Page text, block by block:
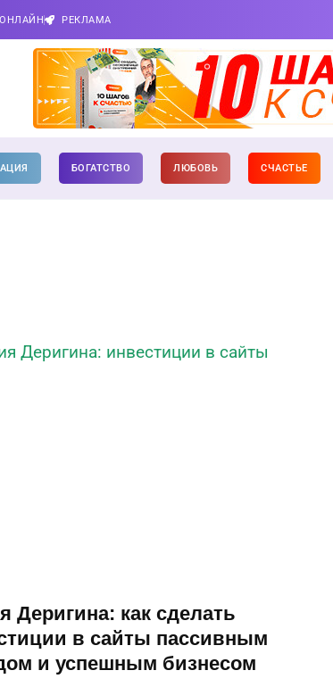
РЕКЛАМА
БОГАТСТВО ЛЮБОВЬ СЧАСТЬЕ
Деригина: как сделать
в сайты пассивным
и успешным бизнесом